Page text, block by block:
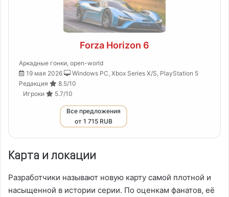
Forza Horizon 6
Аркадные гонки, open-world
19 мая 2026
Windows PC, Xbox Series X/S, PlayStation 5
Редакция
8.5/10
Игроки
5.7/10
Все предложения
от 1 715 RUB
Карта и локации
Разработчики называют новую карту самой плотной и
насыщенной в истории серии. По оценкам фанатов, её